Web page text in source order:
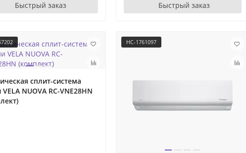
Быстрый заказ Быстрый заказ
сплит-система
NUOVA RC-VNE28HN
НС-1761097